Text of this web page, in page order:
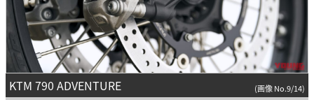
KTM 790 ADVENTURE (画像 No.9/14)